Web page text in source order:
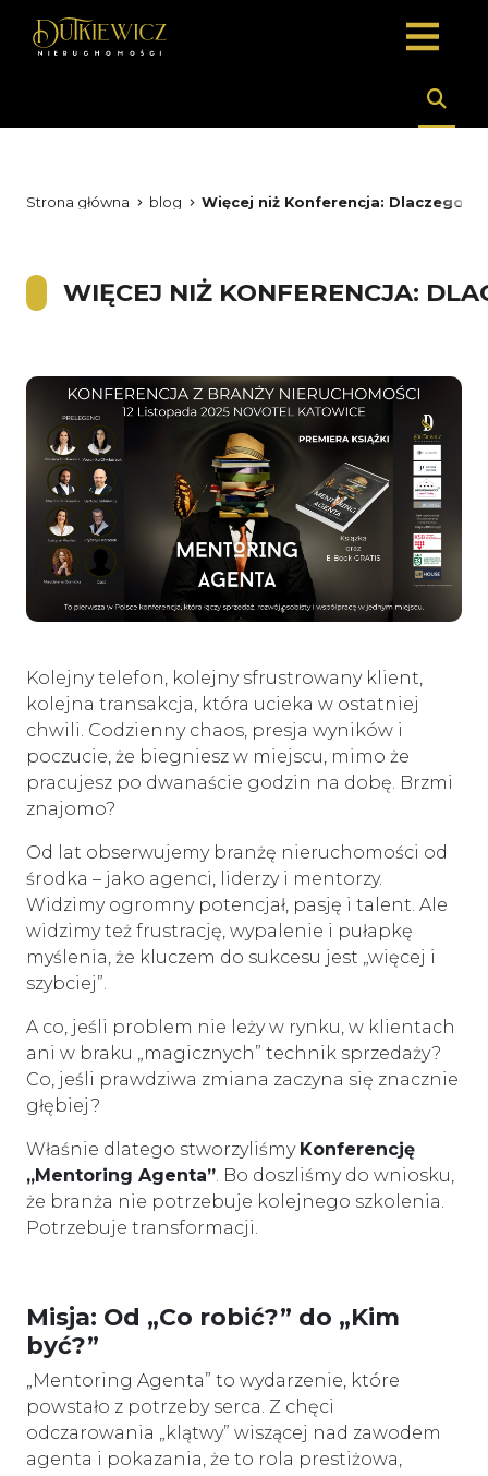
Strona główna blog Więcej niż Konferencja: Dlaczego
WIĘCEJ NIŻ KONFERENCJA:
Kolejny telefon, kolejny sfrustrowany klient,
kolejna transakcja, która ucieka w ostatniej
chwili. Codzienny chaos, presja wyników i
poczucie, że biegniesz w miejscu, mimo że
pracujesz po dwanaście godzin na dobę. Brzmi
znajomo?
Od lat obserwujemy branżę nieruchomości od
środka – jako agenci, liderzy i mentorzy.
Widzimy ogromny potencjał, pasję i talent. Ale
widzimy też frustrację, wypalenie i pułapkę
myślenia, że kluczem do sukcesu jest „więcej i
szybciej”.
A co, jeśli problem nie leży w rynku, w klientach
ani w braku „magicznych” technik sprzedaży?
Co, jeśli prawdziwa zmiana zaczyna się znacznie
głębiej?
Właśnie dlatego stworzyliśmy Konferencję
„Mentoring Agenta”. Bo doszliśmy do wniosku,
że branża nie potrzebuje kolejnego szkolenia.
Potrzebuje transformacji.
Misja: Od „Co robić?” do „Kim
być?”
„Mentoring Agenta” to wydarzenie, które
powstało z potrzeby serca. Z chęci
odczarowania „klątwy” wiszącej nad zawodem
agenta i pokazania, że to rola prestiżowa,